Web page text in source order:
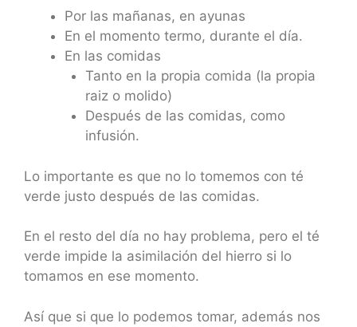
Por las mañanas, en ayunas
En el momento termo, durante el día.
En las comidas
Tanto en la propia comida (la propia
raiz o molido)
Después de las comidas, como
infusión.
Lo importante es que no lo tomemos con té
verde justo después de las comidas.
En el resto del día no hay problema, pero el té
verde impide la asimilación del hierro si lo
tomamos en ese momento.
Así que si que lo podemos tomar, además nos